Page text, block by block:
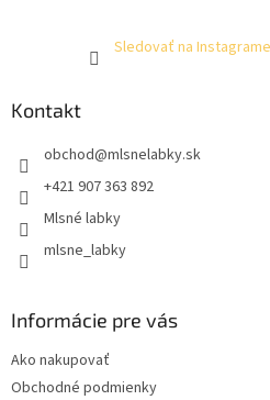
Sledovať na Instagrame
Kontakt
obchod@mlsnelabky.sk
+421 907 363 892
Mlsné labky
mlsne_labky
Informácie pre vás
Ako nakupovať
Obchodné podmienky